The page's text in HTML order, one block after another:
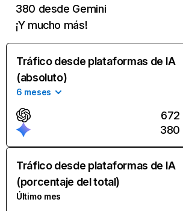
380 desde Gemini
¡Y mucho más!
Tráfico desde plataformas de IA
(absoluto)
6 meses
672
380
Tráfico desde plataformas de IA
(porcentaje del total)
Último mes